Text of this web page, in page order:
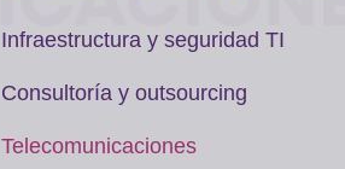
Infraestructura y seguridad TI
Consultoría y outsourcing
Telecomunicaciones